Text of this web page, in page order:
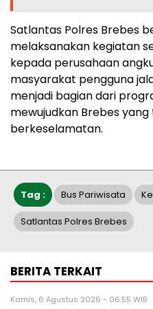
Satlantas Polres Brebes
melaksanakan kegiatan
kepada perusahaan
masyarakat pengguna
menjadi bagian dari
mewujudkan Brebes
berkeselamatan.
Tag : Bus Pariwisata
Satlantas Polres Brebes
BERITA TERKAIT
Kamis, 6 Agustus 2026 - 06:55 WIB